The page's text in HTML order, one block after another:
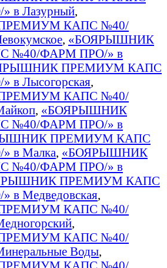
в Лазурный,
КАПС №40/
, «БОЯРЫШНИК
№40/ФАРМ ПРО/» в
ПРЕМИУМ КАПС
Лысогорская,
КАПС №40/
, «БОЯРЫШНИК
№40/ФАРМ ПРО/» в
ПРЕМИУМ КАПС
в Малка, «БОЯРЫШНИК
№40/ФАРМ ПРО/» в
ПРЕМИУМ КАПС
Медведовская,
КАПС №40/
,
КАПС №40/
Воды,
КАПС №40/